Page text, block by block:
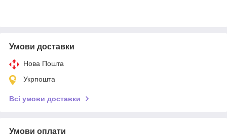
Умови доставки
Нова Пошта
Укрпошта
Всі умови доставки
Умови оплати